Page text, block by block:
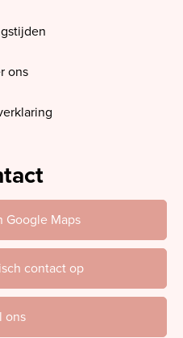
ons
Google Maps
contact op
ons